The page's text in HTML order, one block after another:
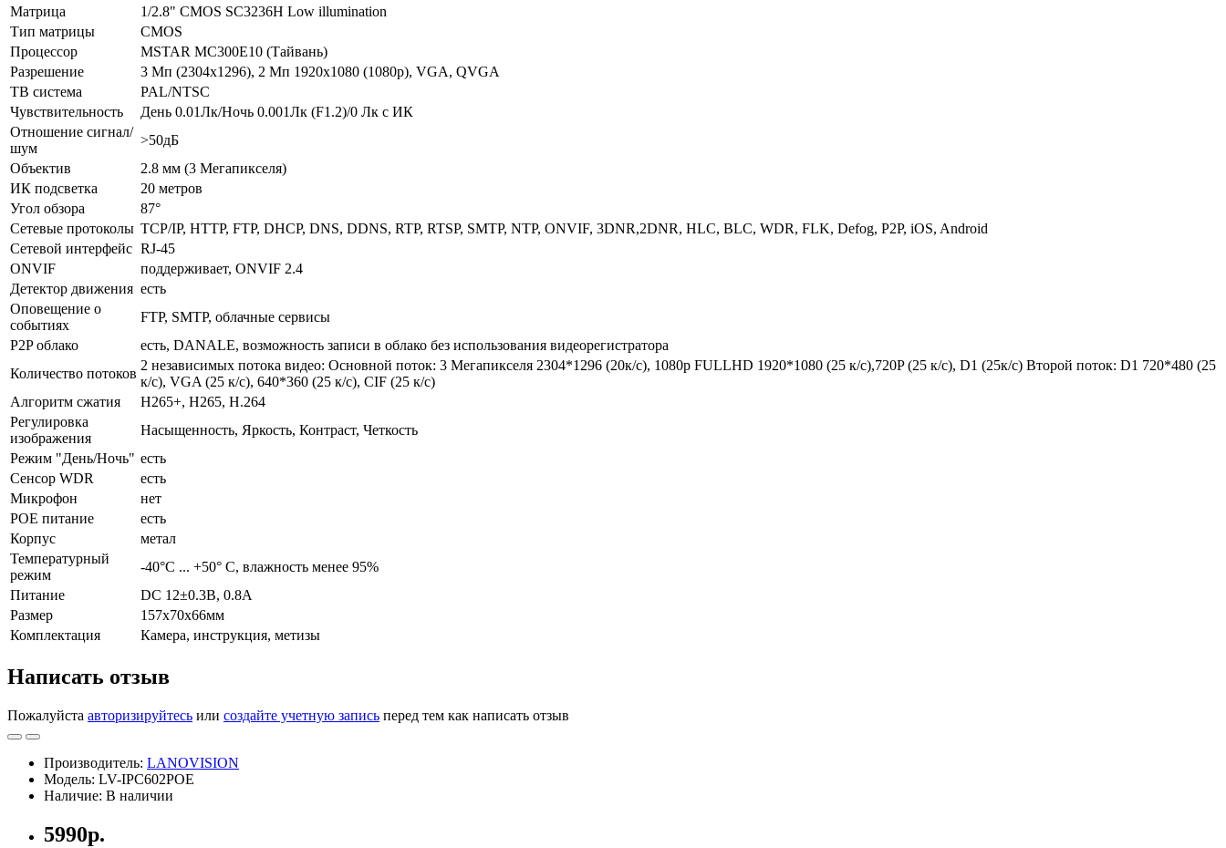
Матрица
1/2.8" CMOS SC3236H Low illumination
Тип матрицы
CMOS
Процессор
MSTAR MC300E10 (Тайвань)
Разрешение
3 Мп (2304x1296), 2 Мп 1920x1080 (1080p), VGA, QVGA
ТВ система
PAL/NTSC
Чувствительность
День 0.01Лк/Ночь 0.001Лк (F1.2)/0 Лк с ИК
Отношение сигнал/
шум
>50дБ
Объектив
2.8 мм (3 Мегапикселя)
ИК подсветка
20 метров
Угол обзора
87°
Сетевые протоколы TCP/IP, HTTP, FTP, DHCP, DNS, DDNS, RTP, RTSP, SMTP, NTP, ONVIF, 3DNR,2DNR, HLC, BLC, WDR, FLK, Defog, P2P, iOS, Android
Сетевой интерфейс RJ-45
ONVIF
поддерживает, ONVIF 2.4
Детектор движения есть
Оповещение о
событиях
FTP, SMTP, облачные сервисы
P2P облако
есть, DANALE, возможность записи в облако без использования видеорегистратора
Количество потоков
2 независимых потока видео: Основной поток: 3 Мегапикселя 2304*1296 (20к/с), 1080p FULLHD 1920*1080 (25 к/с),720P (25 к/с), D1 (25к/с) Второй поток: D1 720*480 (25
к/с), VGA (25 к/с), 640*360 (25 к/с), CIF (25 к/с)
Алгоритм сжатия
H265+, H265, H.264
Регулировка
изображения
Насыщенность, Яркость, Контраст, Четкость
Режим "День/Ночь" есть
Сенсор WDR
есть
Микрофон
нет
POE питание
есть
Корпус
метал
Температурный
режим
-40°С ... +50° С, влажность менее 95%
Питание
DC 12±0.3В, 0.8А
Размер
157x70x66мм
Комплектация
Камера, инструкция, метизы
Написать отзыв
Пожалуйста авторизируйтесь или создайте учетную запись перед тем как написать отзыв
Производитель: LANOVISION
Модель: LV-IPC602POE
Наличие: В наличии
5990р.